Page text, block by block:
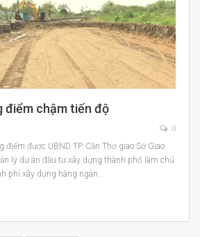
điểm chậm tiến độ
0
điểm được UBND TP. Cần Thơ giao Sở Giao
lý dự án đầu tư xây dựng thành phố làm chủ
phí xây dựng hàng ngàn…